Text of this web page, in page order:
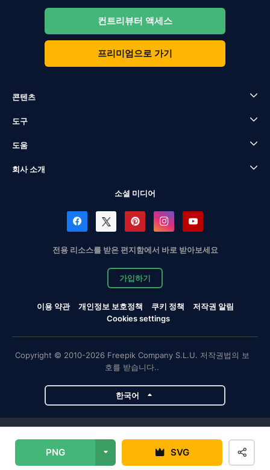
PNG SVG
컨트리뷰터 액세스
프리미엄으로 가기
콘텐츠
도구
도움
회사 소개
소셜 미디어
전용 리소스를 받은 편지함에서 바로 받아보세요
가입하기
이용 약관 개인정보 보호정책 쿠키 정책
저작권 알림
Cookies settings
Copyright © 2010-2026 Freepik Company S.L.U. 저작권법의 보
호를 받습니다..
한국어